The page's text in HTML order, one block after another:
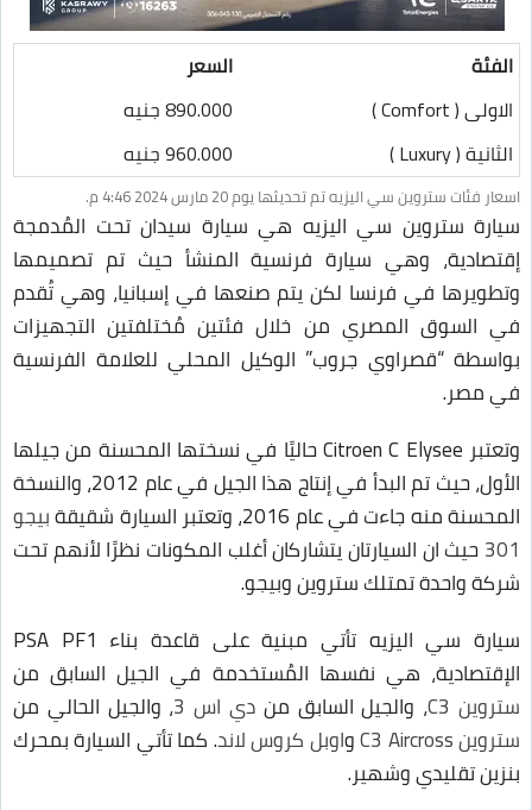
الفئة
السعر
الاولى ( Comfort )
890.000 جنيه
الثانية ( Luxury )
960.000 جنيه
اسعار فئات ستروين سي اليزيه تم تحديثها يوم 20 مارس 2024 4:46 م.
سيارة ستروين سي اليزيه هي سيارة سيدان تحت المُدمجة
إقتصادية، وهي سيارة فرنسية المنشأ حيث تم تصميمها
وتطويرها في فرنسا لكن يتم صنعها في إسبانيا، وهي تُقدم
في السوق المصري من خلال فئتين مُختلفتين التجهيزات
بواسطة “قصراوي جروب” الوكيل المحلي للعلامة الفرنسية
في مصر.
وتعتبر Citroen C Elysee حاليًا في نسختها المحسنة من جيلها
الأول، حيث تم البدأ في إنتاج هذا الجيل في عام 2012، والنسخة
المحسنة منه جاءت في عام 2016، وتعتبر السيارة شقيقة
بيجو
301حيث ان السيارتان يتشاركان أغلب المكونات نظرًا لأنهم تحت
شركة واحدة تمتلك ستروين وبيجو.
سيارة سي اليزيه تأتي مبنية على قاعدة بناء PSA PF1
الإقتصادية، هي نفسها المُستخدمة في الجيل السابق من
ستروين C3
، والجيل السابق من دي اس 3 ، والجيل الحالي من
ستروين C3 Aircross
واوبل كروس لاند. كما تأتي السيارة بمحرك
بنزين تقليدي وشهير.